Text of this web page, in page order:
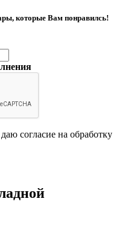
которые Вам понравилсь!
даю согласие на обработку